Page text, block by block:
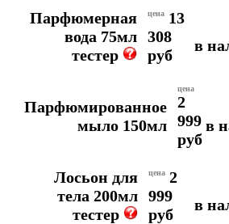
Парфюмерная
вода 75мл
тестер
цена 13
308
руб
в
Парфюмированное
мыло 150мл
цена
2
999
руб
в
Лосьон для
тела 200мл
тестер
цена 2
999
руб
в